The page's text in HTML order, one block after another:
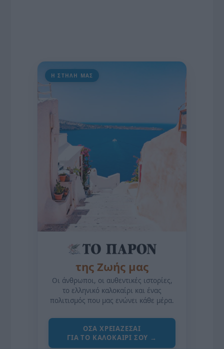
Η ΣΤΗΛΗ ΜΑΣ
της Ζωής μας
Οι άνθρωποι, οι αυθεντικές ιστορίες,
το ελληνικό καλοκαίρι και ένας
πολιτισμός που μας ενώνει κάθε μέρα.
ΌΣΑ ΧΡΕΙΆΖΕΣΑΙ
ΓΙΑ ΤΟ ΚΑΛΟΚΑΊΡΙ ΣΟΥ →